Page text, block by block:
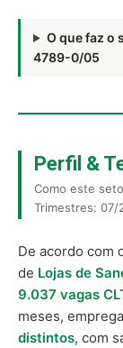
O que faz o
4789-0/05
Perfil &
Como este
Trimestres:
De acordo com
de Lojas de
9.037 vagas
meses,
distintos, com